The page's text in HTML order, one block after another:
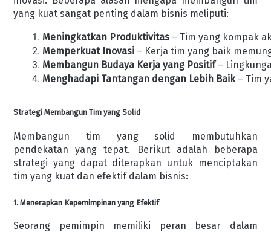
yang kuat sangat penting dalam bisnis meliputi:
Meningkatkan Produktivitas – Tim yang kompak
Memperkuat Inovasi – Kerja tim yang baik
Membangun Budaya Kerja yang Positif –
Menghadapi Tantangan dengan Lebih Baik – Tim
Strategi Membangun Tim yang Solid
Membangun tim yang solid membutuhkan
pendekatan yang tepat. Berikut adalah beberapa
strategi yang dapat diterapkan untuk menciptakan
tim yang kuat dan efektif dalam bisnis:
1. Menerapkan Kepemimpinan yang Efektif
Seorang pemimpin memiliki peran besar dalam